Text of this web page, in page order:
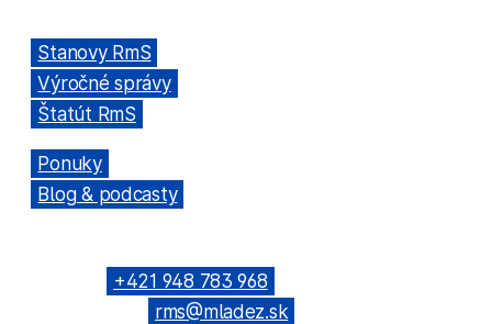
Stanovy RmS
Výročné správy
Štatút RmS
Ponuky
Blog & podcasty
+421 948 783 968
rms@mladez.sk